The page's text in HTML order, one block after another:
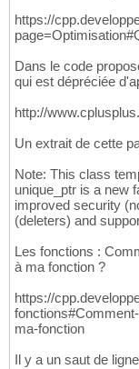
https://
Dans le code
qui est dépréciée
http://
Un extrait de cette
Note: This class
unique_ptr is a new
improved security
(deleters) and
Les fonctions :
à ma fonction ?
https://
ma-fonction
Il y a un saut de